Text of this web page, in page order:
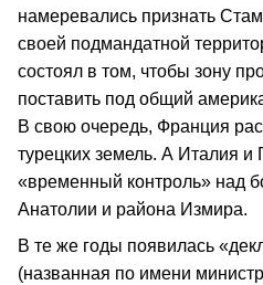
намеревались признать
своей подмандатной
состоял в том, чтобы зону
поставить под общий
В свою очередь, Франция
турецких земель. А Италия и
«временный контроль» над
Анатолии и района Измира.
В те же годы появилась
(названная по имени